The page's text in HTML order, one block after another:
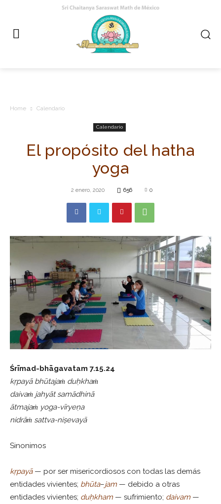
Home Calendario
Calendario
El propósito del hatha
yoga
2 enero, 2020 656 0
Śrīmad-bhāgavatam 7.15.24
kṛpayā bhūtajaṁ duḥkhaṁ
daivaṁ jahyāt samādhinā
ātmajaṁ yoga-vīryeṇa
nidrāṁ sattva-niṣevayā
Sinonimos
kṛpayā— por ser misericordiosos con todas las demás
entidades vivientes; bhūta–jam — debido a otras
entidades vivientes; duḥkham — sufrimiento; daivam —